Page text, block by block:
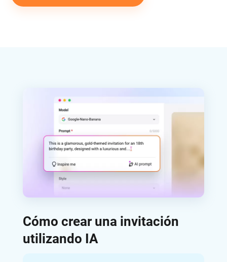
Cómo crear una invitación
utilizando IA